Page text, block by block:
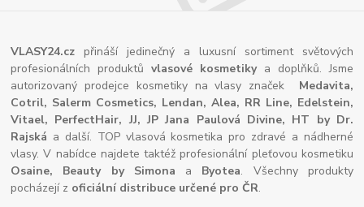
VLASY24.cz přináší jedinečný a luxusní sortiment světových
profesionálních produktůvlasové kosmetikya doplňků. Jsme
autorizovaný prodejce kosmetiky na vlasy značek Medavita,
Cotril, Salerm Cosmetics, Lendan, Alea, RR Line, Edelstein,
Vitael, PerfectHair, JJ, JP Jana Paulová Divine, HT by Dr.
Rajská a další. TOP vlasová kosmetika pro zdravé a nádherné
vlasy. V nabídce najdete taktéž profesionální pleťovou kosmetiku
Osaine, Beauty by Simona a Byotea. Všechny produkty
pocházejí z oficiální distribuce určené pro ČR.